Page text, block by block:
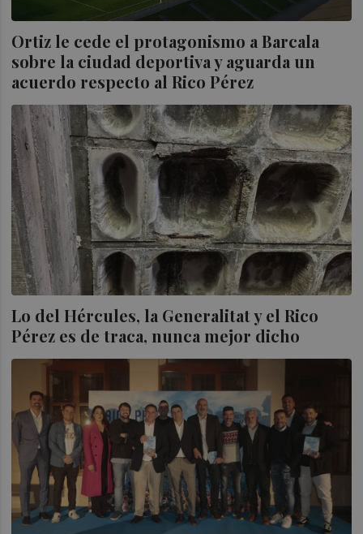
Ortiz le cede el protagonismo a Barcala
sobre la ciudad deportiva y aguarda un
acuerdo respecto al Rico Pérez
Lo del Hércules, la Generalitat y el Rico
Pérez es de traca, nunca mejor dicho